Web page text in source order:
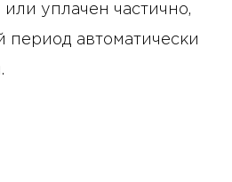
уплачен частично,
период автоматически